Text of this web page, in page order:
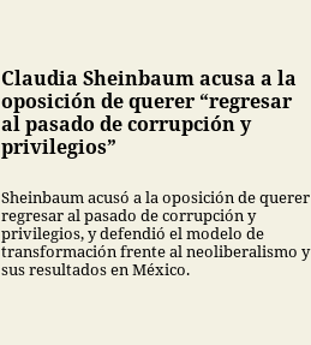
Claudia Sheinbaum acusa a la
oposición de querer “regresar
al pasado de corrupción y
privilegios”
Sheinbaum acusó a la oposición de querer
regresar al pasado de corrupción y
privilegios, y defendió el modelo de
transformación frente al neoliberalismo y
sus resultados en México.